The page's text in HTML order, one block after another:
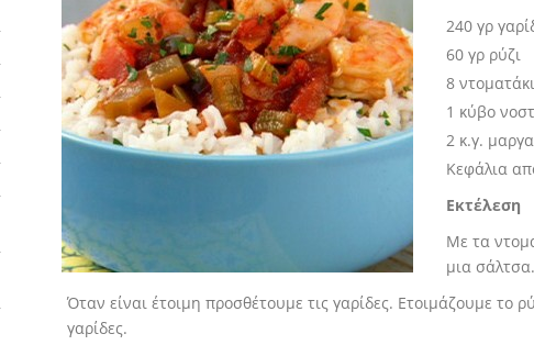
240 γρ
60 γρ ρύζι
8
1 κύβο
2 κ.γ.
Κεφάλια
Εκτέλεση
Με τα
μια σάλτσα.
Όταν είναι έτοιμη προσθέτουμε τις γαρίδες. Ετοιμάζουμε το
γαρίδες.